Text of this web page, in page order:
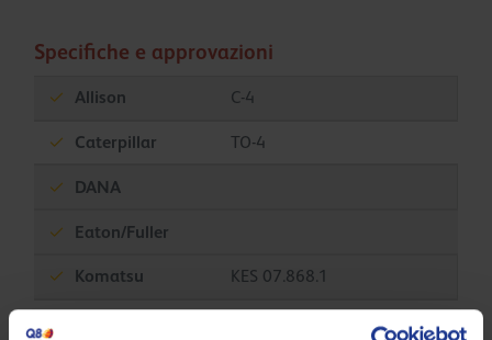
Specifiche e approvazioni
Allison C-4
Caterpillar TO-4
DANA
Eaton/Fuller
Komatsu KES 07.868.1